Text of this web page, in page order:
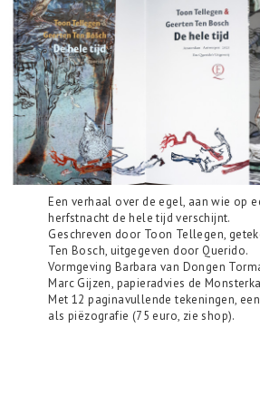
Een verhaal over de egel, aan wie op
herfstnacht de hele tijd verschijnt.
Geschreven door Toon Tellegen,
Ten Bosch, uitgegeven door Querido.
Vormgeving Barbara van Dongen
Marc Gijzen, papieradvies de
Met 12 paginavullende tekeningen,
als piëzografie (75 euro, zie shop).